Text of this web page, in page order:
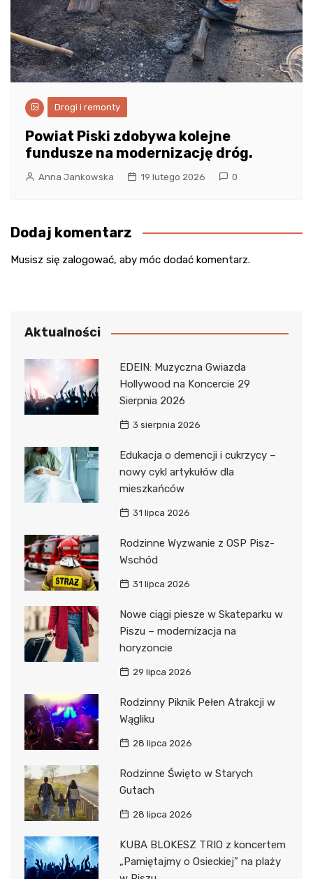
Drogi i remonty
Powiat Piski zdobywa kolejne
fundusze na modernizację dróg.
Anna Jankowska 19 lutego 2026 0
Dodaj komentarz
Musisz się zalogować, aby móc dodać komentarz.
Aktualności
EDEIN: Muzyczna Gwiazda
Hollywood na Koncercie 29
Sierpnia 2026
3 sierpnia 2026
Edukacja o demencji i cukrzycy –
nowy cykl artykułów dla
mieszkańców
31 lipca 2026
Rodzinne Wyzwanie z OSP Pisz-
Wschód
31 lipca 2026
Nowe ciągi piesze w Skateparku w
Piszu – modernizacja na
horyzoncie
29 lipca 2026
Rodzinny Piknik Pełen Atrakcji w
Wągliku
28 lipca 2026
Rodzinne Święto w Starych
Gutach
28 lipca 2026
KUBA BLOKESZ TRIO z koncertem
„Pamiętajmy o Osieckiej” na plaży